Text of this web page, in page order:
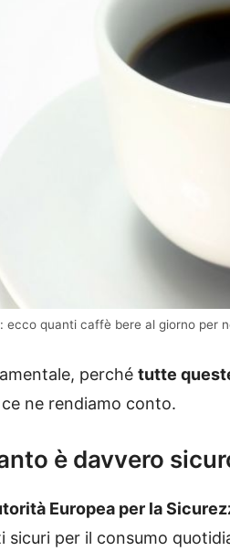
ecco quanti caffè bere al giorno per
perché tutte
ne rendiamo conto.
è davvero
Europea per la
sicuri per il consumo